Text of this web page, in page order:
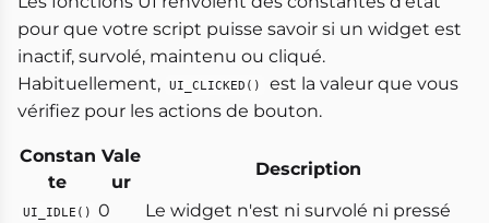
pour que votre script puisse savoir si un widget est
inactif, survolé, maintenu ou cliqué.
Habituellement, UI_CLICKED()
est la valeur que vous
vérifiez pour les actions de bouton.
Constan
te
Vale
ur
Description
UI_IDLE() 0 Le widget n'est ni survolé ni pressé